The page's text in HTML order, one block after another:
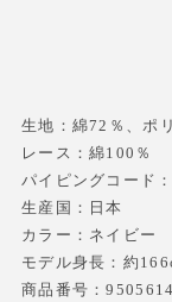
生地：綿72％、ポ
レース：綿100％
パイピングコード
生産国：日本
カラー：ネイビー
モデル身長：約
商品番号：